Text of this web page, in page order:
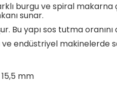
burgu ve spiral
sunar.
Bu yapı sos tutma
endüstriyel makinelerde
mm